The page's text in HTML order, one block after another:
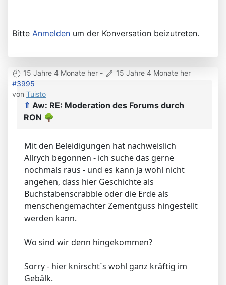
Bitte Anmelden um der Konversation beizutreten.
15 Jahre 4 Monate her -
15 Jahre 4 Monate her
#3995
von Tuisto
⇑ Aw: RE: Moderation des Forums durch
RON 🌳
Mit den Beleidigungen hat nachweislich
Allrych begonnen - ich suche das gerne
nochmals raus - und es kann ja wohl nicht
angehen, dass hier Geschichte als
Buchstabenscrabble oder die Erde als
menschengemachter Zementguss hingestellt
werden kann.
Wo sind wir denn hingekommen?
Sorry - hier knirscht´s wohl ganz kräftig im
Gebälk.